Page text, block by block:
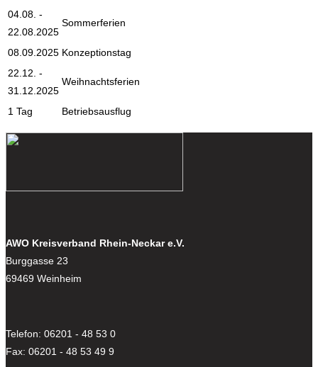
04.08. -
22.08.2025
Sommerferien
08.09.2025 Konzeptionstag
22.12. -
31.12.2025
Weihnachtsferien
1 Tag Betriebsausflug
AWO Kreisverband Rhein-Neckar e.V.
Burggasse 23
69469 Weinheim
Telefon: 06201 - 48 53 0
Fax: 06201 - 48 53 49 9